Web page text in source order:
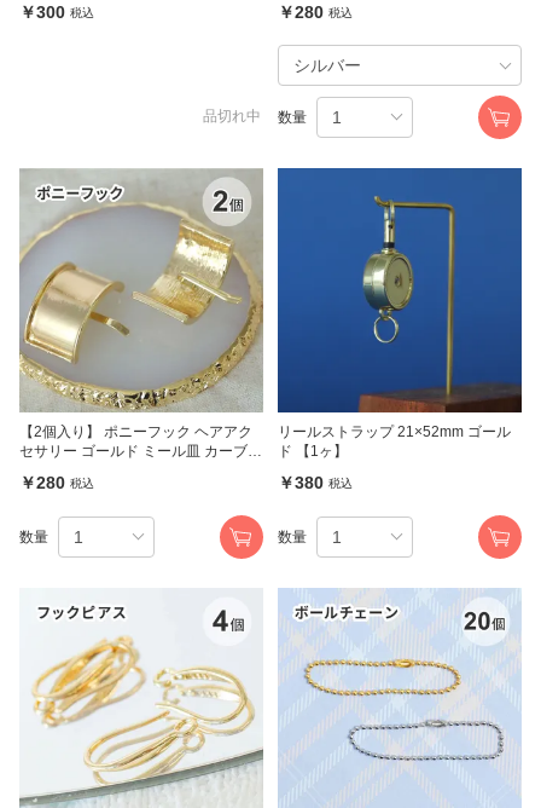
￥300 税込
品切れ中
￥280 税込
数量
【2個入り】 ポニーフック ヘアアク
セサリー ゴールド ミール皿 カーブ
￥280 税込
数量
リールストラップ 21×52mm ゴール
ド 【1ヶ】
￥380 税込
数量